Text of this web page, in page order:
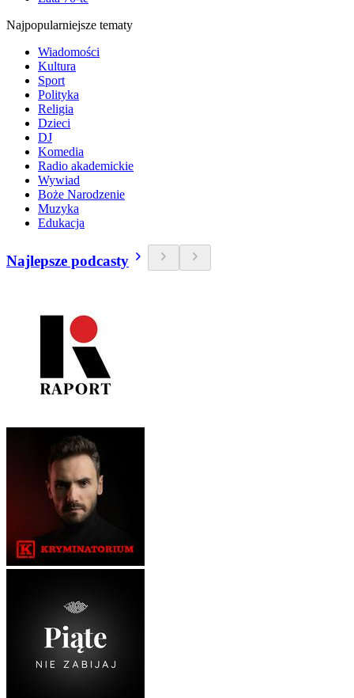
Najpopularniejsze tematy
Wiadomości
Kultura
Sport
Polityka
Religia
Dzieci
DJ
Komedia
Radio akademickie
Wywiad
Boże Narodzenie
Muzyka
Edukacja
Najlepsze podcasty